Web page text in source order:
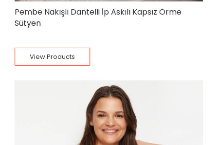
Pembe Nakışlı Dantelli İp Askılı Kapsız Örme
Sütyen
View Products